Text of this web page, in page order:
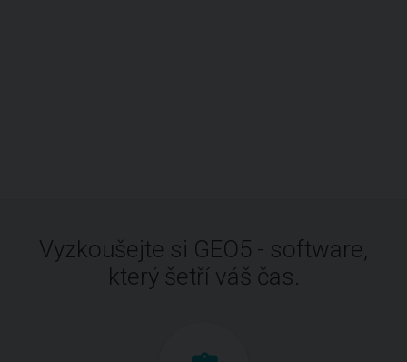
Vyzkoušejte si GEO5 - software,
který šetří váš čas.